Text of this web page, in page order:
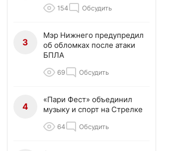
154 Обсудить
3
Мэр Нижнего предупредил
об обломках после атаки
БПЛА
69 Обсудить
4
«Пари Фест» объединил
музыку и спорт на Стрелке
64 Обсудить